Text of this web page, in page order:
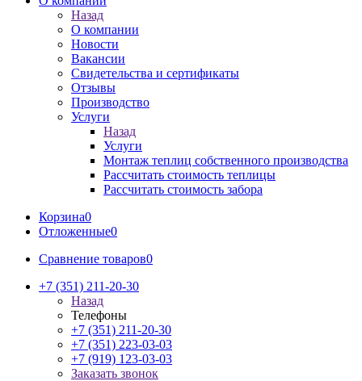
Назад
О компании
Новости
Вакансии
Свидетельства и сертификаты
Отзывы
Производство
Услуги
Назад
Услуги
Монтаж теплиц собственного производства
Рассчитать стоимость теплицы
Рассчитать стоимость забора
Корзина0
Отложенные0
Сравнение товаров0
+7 (351) 211-20-30
Назад
Телефоны
+7 (351) 211-20-30
+7 (351) 223-03-03
+7 (919) 123-03-03
Заказать звонок